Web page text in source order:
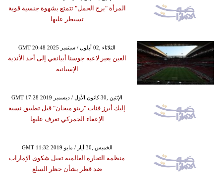
المرأة "برج الحمل" تتمتع بشهوة جنسية قوية
تسيطر عليها
GMT 20:48 2025 الثلاثاء ,02 أيلول / سبتمبر
العين يعير لاعبه جوسنا أبيانفي إلى أحد الأندية
الإسبانية
GMT 17:28 2019 الإثنين ,30 كانون الأول / ديسمبر
إليك أبرز فئات "رينو ميجان" قبل تطبيق نسبة
الإعفاء الجمركي تعرف عليها
GMT 11:32 2019 الخميس ,30 أيار / مايو
منظمة التجارة العالمية تقبل شكوى الإمارات
ضد قطر بشأن حظر السلع